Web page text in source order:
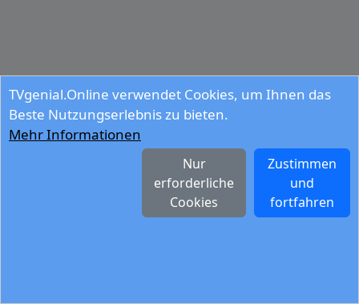
TVgenial.Online verwendet Cookies, um Ihnen das
Beste Nutzungserlebnis zu bieten.
Mehr Informationen
Zustimmen
und
fortfahren
Nur
erforderliche
Cookies